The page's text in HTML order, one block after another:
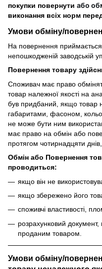
покупки повернути або
виконання всіх норм
Умови обміну/
На повернення приймається
непошкодженій заводській
Повернення товару
Споживач має право
товар належної якості на
був придбаний, якщо товар
габаритами, фасоном,
не може бути ним
має право на обмін або
протягом чотирнадцяти
Обмін або Повернення
проводиться:
якщо він не
якщо збережено його
споживчі властивості,
розрахунковий
проданим товаром.
Умови обміну/